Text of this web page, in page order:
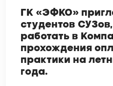
ГК «ЭФКО»
студентов
работать в
прохождения
практики на
года.